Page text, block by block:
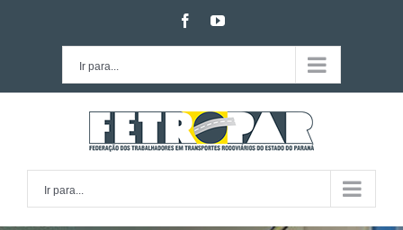
facebookyoutube
Ir para...
Ir para...